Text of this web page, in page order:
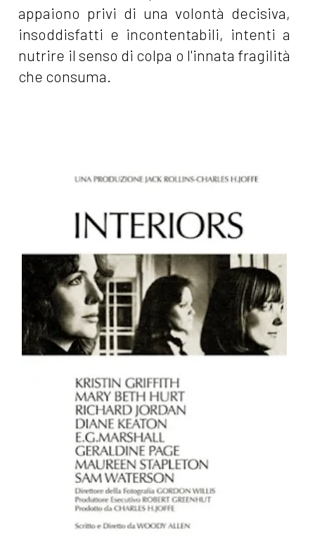
appaiono privi di una volontà decisiva,
insoddisfatti e incontentabili, intenti a
nutrire il senso di colpa o l'innata fragilità
che consuma.